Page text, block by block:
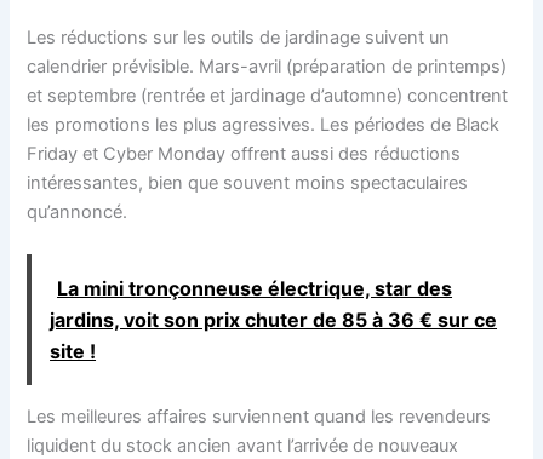
Les réductions sur les outils de jardinage suivent un
calendrier prévisible. Mars-avril (préparation de printemps)
et septembre (rentrée et jardinage d’automne) concentrent
les promotions les plus agressives. Les périodes de Black
Friday et Cyber Monday offrent aussi des réductions
intéressantes, bien que souvent moins spectaculaires
qu’annoncé.
La mini tronçonneuse électrique, star des
jardins, voit son prix chuter de 85 à 36 € sur ce
site !
Les meilleures affaires surviennent quand les revendeurs
liquident du stock ancien avant l’arrivée de nouveaux